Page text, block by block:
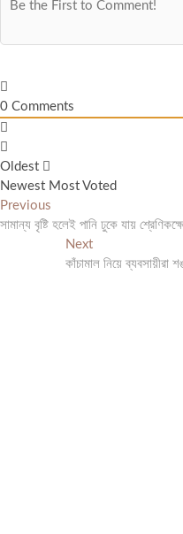
0 Comments
Oldest
Newest Most Voted
Post
navigation
Previous
post:
সামান্য বৃষ্টি হলেই পানি ঢুকে যায় শ্রেণিকক্ষে
NextNext
post:
কাঁচামাল নিয়ে